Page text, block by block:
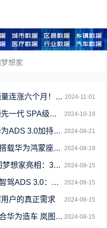
想家
2024-11-01
六个月！岚图汽车10月交付10157辆 同比大涨超6成
2024-10-19
SPA级体验！全新岚图梦想家重新定义零重力座椅标准
2024-08-21
3.0加持！全新岚图梦想家消灭所有短板
2024-08-19
座舱 可实现8屏互动
2024-08-15
根直瀑格栅豪华十足
2024-08-15
升级192线激光雷达
2024-08-15
户的真正需求
2024-08-15
CEO：为了不闭门造车